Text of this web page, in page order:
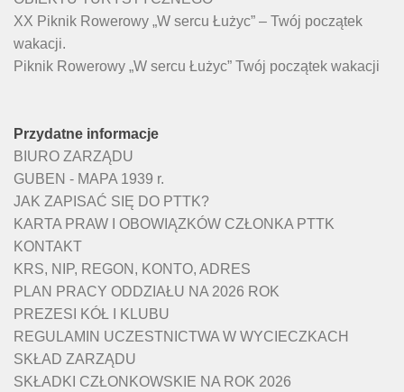
XX Piknik Rowerowy „W sercu Łużyc” – Twój początek
wakacji.
Piknik Rowerowy „W sercu Łużyc” Twój początek wakacji
Przydatne informacje
BIURO ZARZĄDU
GUBEN - MAPA 1939 r.
JAK ZAPISAĆ SIĘ DO PTTK?
KARTA PRAW I OBOWIĄZKÓW CZŁONKA PTTK
KONTAKT
KRS, NIP, REGON, KONTO, ADRES
PLAN PRACY ODDZIAŁU NA 2026 ROK
PREZESI KÓŁ I KLUBU
REGULAMIN UCZESTNICTWA W WYCIECZKACH
SKŁAD ZARZĄDU
SKŁADKI CZŁONKOWSKIE NA ROK 2026